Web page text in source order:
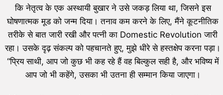
कि नेतृत्व के एक अस्थायी बुखार ने उसे जकड़ लिया था, जिसने इस
घोषणात्मक मूड को जन्म दिया। तनाव कम करने के लिए, मैंने कूटनीतिक
तरीके से बात जारी रखी और पत्नी का Domestic Revolution जारी
रहा। उसके दृढ़ संकल्प को पहचानते हुए, मुझे धीरे से हस्तक्षेप करना पड़ा।
“प्रिय साथी, आप जो कुछ भी कह रहे हैं वह बिल्कुल सही है, और भविष्य में
आप जो भी कहेंगे, उसका भी उतना ही सम्मान किया जाएगा।